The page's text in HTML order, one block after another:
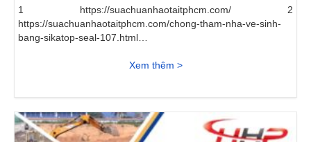
1 https://suachuanhaotaitphcm.com/ 2
https://suachuanhaotaitphcm.com/chong-tham-nha-ve-sinh-
bang-sikatop-seal-107.html 3
https://suachuanhaotaitphcm.com/khoan-gieng-cong-
https://suachuanhaotaitphcm.com/tho-thay-bon-cau.html 8
https://suachuanhaotaitphcm.com/thong-tac-nha-ve-sinh.html
Xem thêm >